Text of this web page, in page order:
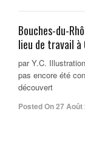
Bouches-du-
lieu de travail à
par Y.C.
pas encore été
découvert
Posted On 27 Août